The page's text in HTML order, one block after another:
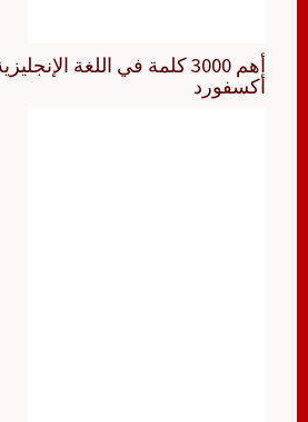
أهم 3000 كلمة في اللغة
أكسفورد